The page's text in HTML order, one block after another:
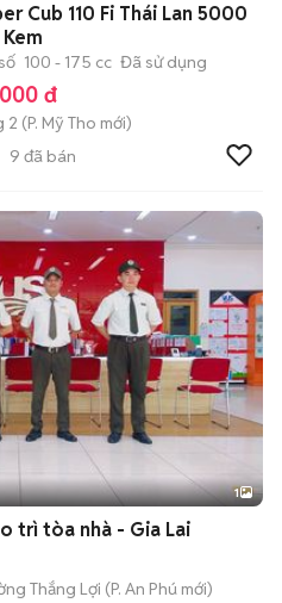
Cub 110 Fi Thái Lan 5000
100 - 175 cc Đã sử dụng
đ
2 (P. Mỹ Tho mới)
9 đã bán
1
trì tòa nhà - Gia Lai
Thắng Lợi (P. An Phú mới)